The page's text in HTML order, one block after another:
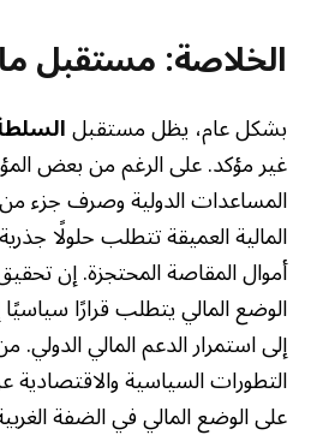
الخلاصة: مستقبل
بشكل عام، يظل مستقبل
غير مؤكد. على الرغم من بعض
المساعدات الدولية وصرف جزء من
المالية العميقة تتطلب حلولًا
أموال المقاصة المحتجزة. إن
الوضع المالي يتطلب قرارًا سياسيًا
إلى استمرار الدعم المالي
التطورات السياسية والاقتصادية
على الوضع المالي في الضفة